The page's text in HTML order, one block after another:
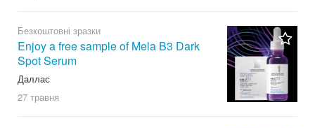
Безкоштовні зразки
Enjoy a free sample of Mela B3 Dark
Spot Serum
Даллас
27 травня